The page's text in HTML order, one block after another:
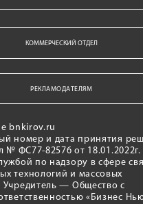
КОММЕРЧЕСКИЙ ОТДЕЛ
РЕКЛАМОДАТЕЛЯМ
bnkirov.ru
номер и дата принятия
№ ФС77-82576 от
по надзору в сфере
технологий и массовых
— Общество с
«Бизнес